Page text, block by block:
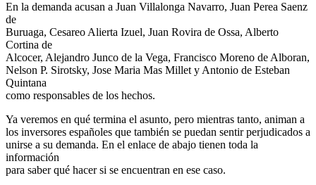
En la demanda acusan a Juan Villalonga Navarro, Juan Perea Saenz
de
Buruaga, Cesareo Alierta Izuel, Juan Rovira de Ossa, Alberto
Cortina de
Alcocer, Alejandro Junco de la Vega, Francisco Moreno de Alboran,
Nelson P. Sirotsky, Jose Maria Mas Millet y Antonio de Esteban
Quintana
como responsables de los hechos.
Ya veremos en qué termina el asunto, pero mientras tanto, animan a
los inversores españoles que también se puedan sentir perjudicados a
unirse a su demanda. En el enlace de abajo tienen toda la
información
para saber qué hacer si se encuentran en ese caso.